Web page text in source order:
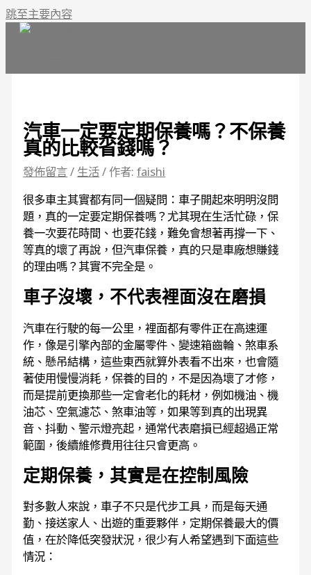
跳至主要內容
汽車一定要定期保養嗎？不保養
真的比較省錢嗎？
發佈留言/ 生活/ 作者:faishi
很多車主其實都有同一個疑問：車子開起來明明沒問
題，真的一定要定期保養嗎？尤其現在生活忙碌，保
養一次要花時間、也要花錢，難免會想著再撐一下、
等真的壞了再說，但汽車保養，真的只是車廠想賺錢
的理由嗎？其實不完全是。
車子沒壞，不代表裡面沒在磨損
汽車在行駛的每一公里，裡面都有零件正在高速運
作，像是引擎內部的金屬零件、變速箱齒輪、煞車系
統、懸吊結構，這些東西就算外表看不出來，也會隨
著使用慢慢消耗，保養的目的，不是因為壞了才修，
而是提前更換那些一定會老化的耗材，例如機油、機
油芯、空氣濾芯、煞車油等，如果等到真的出現異
音、抖動、警示燈亮起，通常代表磨損已經超過正常
範圍，後續維修費用往往只會更高。
定期保養，其實是在控制風險
對多數人來說，車子不只是代步工具，而是每天通
勤、接送家人、出遊的重要夥伴，定期保養最大的價
值，在於降低突發狀況，很少有人希望遇到下面這些
情況：